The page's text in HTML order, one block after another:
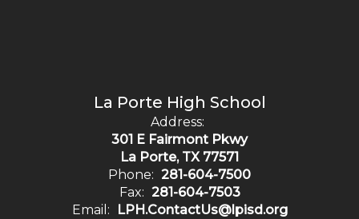
La Porte High School
Address:
301 E Fairmont Pkwy
La Porte, TX 77571
Phone: 281-604-7500
Fax: 281-604-7503
Email:
LPH.ContactUs@lpisd.org